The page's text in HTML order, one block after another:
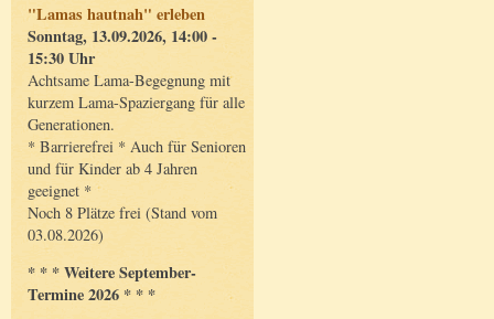
"Lamas hautnah" erleben
Sonntag, 13.09.2026, 14:00 -
15:30 Uhr
Achtsame Lama-Begegnung mit
kurzem Lama-Spaziergang für alle
Generationen.
* Barrierefrei * Auch für Senioren
und für Kinder ab 4 Jahren
geeignet *
Noch 8 Plätze frei (Stand vom
03.08.2026)
* * * Weitere September-
Termine 2026 * * *